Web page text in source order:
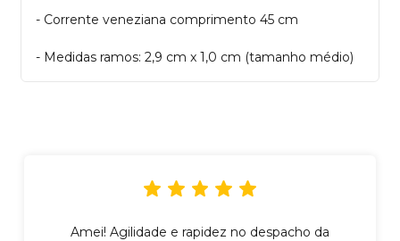
- Corrente veneziana comprimento 45 cm
- Medidas ramos: 2,9 cm x 1,0 cm (tamanho médio)
Amei! Agilidade e rapidez no despacho da